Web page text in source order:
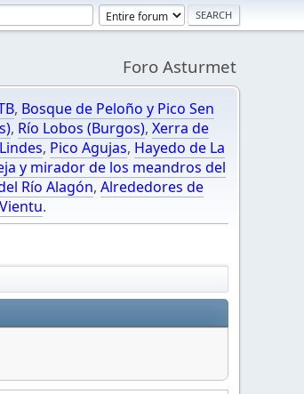
Foro Asturmet
, Bosque de Peloño y Pico Sen
, Río Lobos (Burgos), Xerra de
, Pico Agujas, Hayedo de La
y mirador de los meandros del
Río Alagón, Alrededores de
.